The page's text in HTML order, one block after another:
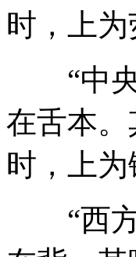
时，上为
“中央
在舌本
时，上为
“西方